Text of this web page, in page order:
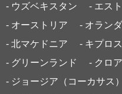
- ウズベキスタン
- エス
- オーストリア
- オランダ
- 北マケドニア
- キプロス
- グリーンランド
- クロ
- ジョージア（コーカサス）